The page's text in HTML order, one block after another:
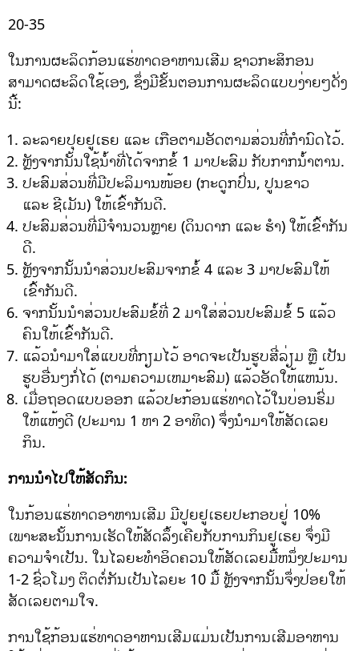
20-35
ໃນການຜະລິດກ້ອນແຮ່ທາດອາຫານເສີມ ຊາວກະສິກອນ
ສາມາດຜະລິດໃຊ້ເອງ, ຊຶ່ງມີຂັ້ນຕອນການຜະລິດແບບງ່າຍໆດັ່ງ
ນີ້:
ລະລາຍປຸຍຢູເຣຍ ແລະ ເກືອຕາມອັດຕາມສ່ວນທີ່ກໍານົດໄວ້.
ຫຼັງຈາກນັ້ນໃຊ້ນ້ຳທີ່ໄດ້ຈາກຂໍ້ 1 ມາປະສົມ ກັບກາກນໍ້າຕານ.
ປະສົມສ່ວນທີ່ມີປະລິມານໜ້ອຍ (ກະດູກປົ່ນ, ປູນຂາວ
ແລະ ຊີເມັນ) ໃຫ້ເຂົ້າກັນດີ.
ປະສົມສ່ວນທີ່ມີຈໍານວນຫຼາຍ (ດິນດາກ ແລະ ຮໍາ) ໃຫ້ເຂົ້າກັນ
ດີ.
ຫຼັງຈາກນັ້ນນໍາສ່ວນປະສົມຈາກຂໍ້ 4 ແລະ 3 ມາປະສົມໃຫ້
ເຂົ້າກັນດີ.
ຈາກນັ້ນນໍາສ່ວນປະສົມຂໍ້ທີ່ 2 ມາໃສ່ສ່ວນປະສົມຂໍ້ 5 ແລ້ວ
ຄົນໃຫ້ເຂົ້າກັນດີ.
ແລ້ວນໍາມາໃສ່ແບບທີ່ກຽມໄວ້ ອາດຈະເປັນຮູບສີ່ລ່ຽມ ຫຼື ເປັນ
ຮູບອື່ນໆກໍ່ໄດ້ (ຕາມຄວາມເຫມາະສົມ) ແລ້ວອັດໃຫ້ແຫນ້ນ.
ເມື່ອຖອດແບບອອກ ແລ້ວປະກ້ອນແຮ່ທາດໄວ້ໃນບ່ອນຮົ່ມ
ໃຫ້ແຫ້ງດີ (ປະມານ 1 ຫາ 2 ອາທິດ) ຈຶ່ງນໍາມາໃຫ້ສັດເລຍ
ກິນ.
ການນໍາໄປໃຫ້ສັດກິນ:
ໃນກ້ອນແຮ່ທາດອາຫານເສີມ ມີປູຍຢູເຣຍປະກອບຢູ່ 10%
ເພາະສະນັ້ນການເຮັດໃຫ້ສັດລຶ້ງເຄີຍກັບການກິນຢູເຣຍ ຈຶ່ງມີ
ຄວາມຈໍາເປັນ. ໃນໄລຍະທຳອິດຄວນໃຫ້ສັດເລຍມື້ຫນຶ່ງປະມານ
1-2 ຊົ່ວໂມງ ຕິດຕໍ່ກັນເປັນໄລຍະ 10 ມື້ ຫຼັງຈາກນັ້ນຈຶ່ງປ່ອຍໃຫ້
ສັດເລຍຕາມໃຈ.
ການໃຊ້ກ້ອນແຮ່ທາດອາຫານເສີມແມ່ນເປັນການເສີມອາຫານ